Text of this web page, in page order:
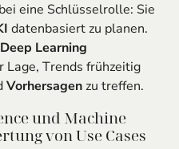
eine Schlüsselrolle: Sie
datenbasiert zu planen.
Deep Learning
Trends frühzeitig
Vorhersagenzu treffen.
und Machine
von Use Cases